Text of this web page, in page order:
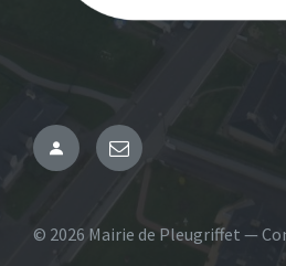
Administration
Email
© 2026 Mairie de Pleugriffet —